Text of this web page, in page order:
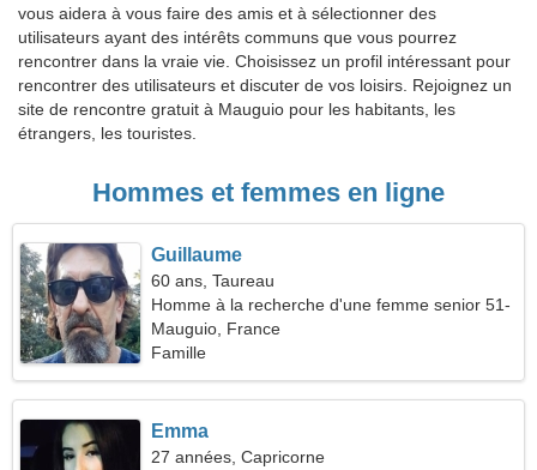
vous aidera à vous faire des amis et à sélectionner des
utilisateurs ayant des intérêts communs que vous pourrez
rencontrer dans la vraie vie. Choisissez un profil intéressant pour
rencontrer des utilisateurs et discuter de vos loisirs. Rejoignez un
site de rencontre gratuit à Mauguio pour les habitants, les
étrangers, les touristes.
Hommes et femmes en ligne
Guillaume
60 ans, Taureau
Homme à la recherche d'une femme senior 51-
55
Mauguio, France
Famille
Emma
27 années, Capricorne